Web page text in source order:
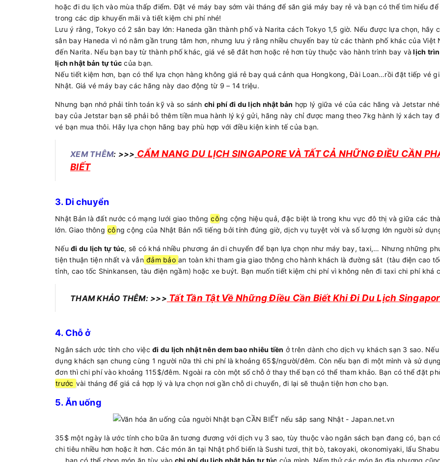
hoặc đi du lịch vào mùa thấp điểm. Đặt vé máy bay sớm vài tháng để săn giá máy bay rẻ và bạn có thể tìm hiểu
trong các dịp khuyến mãi và tiết kiệm chi phí nhé!
Lưu ý rằng, Tokyo có 2 sân bay lớn: Haneda gần thành phố và Narita cách Tokyo 1,5 giờ. Nếu được lựa chọn, hãy
sân bay Haneda vì nó nằm gần trung tâm hơn, nhưng lưu ý rằng nhiều chuyến bay từ các thành phố khác của Việt
đến Narita. Nếu bạn bay từ thành phố khác, giá vé sẽ đắt hơn hoặc rẻ hơn tùy thuộc vào hành trình bay và lịch
lịch nhật bản tự túc của bạn.
Nếu tiết kiệm hơn, bạn có thể lựa chọn hàng không giá rẻ bay quá cảnh qua Hongkong, Đài Loan…rồi đặt tiếp vé
Nhật. Giá vé máy bay các hãng này dao động từ 9 – 14 triệu.
Nhưng bạn nhớ phải tính toán kỹ và so sánh chi phí đi du lịch nhật bản hợp lý giữa vé của các hãng và Jetstar
bay của Jetstar bạn sẽ phải bỏ thêm tiền mua hành lý ký gửi, hãng này chỉ được mang theo 7kg hành lý xách tay
vé bạn mua thôi. Hãy lựa chọn hãng bay phù hợp với điều kiện kinh tế của bạn.
XEM THÊM: >>> CẨM NANG DU LỊCH SINGAPORE VÀ TẤT CẢ NHỮNG ĐIỀU CẦN
BIẾT
3. Di chuyển
Nhật Bản là đất nước có mạng lưới giao thông công cộng hiệu quả, đặc biệt là trong khu vực đô thị và giữa các
lớn. Giao thông công cộng của Nhật Bản nổi tiếng bởi tính đúng giờ, dịch vụ tuyệt vời và số lượng lớn người sử
Nếu đi du lịch tự túc, sẽ có khá nhiều phương án di chuyển để bạn lựa chọn như máy bay, taxi,… Nhưng những
tiện thuận tiện nhất và vẫn đảm bảo an toàn khi tham gia giao thông cho hành khách là đường sắt (tàu điện cao
tỉnh, cao tốc Shinkansen, tàu điện ngầm) hoặc xe buýt. Bạn muốn tiết kiệm chi phí vì không nên đi taxi chi phí khá
THAM KHẢO THÊM: >>> Tất Tần Tật Về Những Điều Cần Biết Khi Đi Du Lịch
4. Chỗ ở
Ngân sách ước tính cho việc đi du lịch nhật nên dem bao nhiêu tiền ở trên dành cho dịch vụ khách sạn 3 sao.
dụng khách sạn chung cùng 1 người nữa thì chi phí là khoảng 65$/người/đêm. Còn nếu bạn đi một mình và sử
đơn thì chi phí vào khoảng 115$/đêm. Ngoài ra còn một số chỗ ở thay thế bạn có thể tham khảo. Bạn có thể đặt
trước vài tháng để giá cả hợp lý và lựa chọn nơi gần chỗ di chuyển, đi lại sẽ thuận tiện hơn cho bạn.
5. Ăn uống
35$ một ngày là ước tính cho bữa ăn tương đương với dịch vụ 3 sao, tùy thuộc vào ngân sách bạn đang có, bạn
chi tiêu nhiều hơn hoặc ít hơn. Các món ăn tại Nhật phổ biến là Sushi tươi, thịt bò, takoyaki, okonomiyaki, lẩu
…, bạn có thể chọn món ăn tùy vào chi phí du lịch nhật bản tự túc của mình. Nếm thử các món ăn địa phương